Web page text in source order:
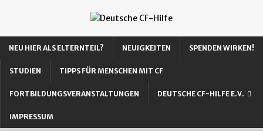
NEU HIER ALS ELTERNTEIL? NEUIGKEITEN SPENDEN WIRKEN!
STUDIEN TIPPS FÜR MENSCHEN MIT CF
FORTBILDUNGSVERANSTALTUNGEN DEUTSCHE CF-HILFE E.V.
IMPRESSUM